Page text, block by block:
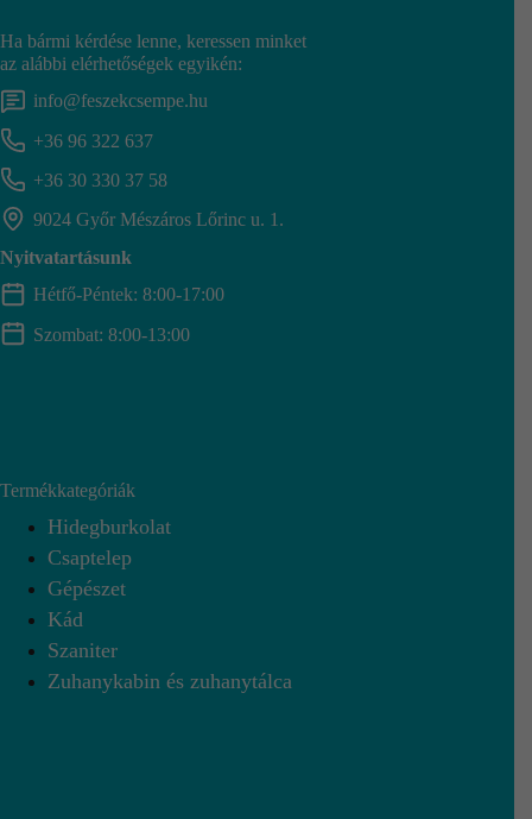
Ha bármi kérdése lenne, keressen minket
az alábbi elérhetőségek egyikén:
info@feszekcsempe.hu
+36 96 322 637
+36 30 330 37 58
9024 Győr Mészáros Lőrinc u. 1.
Nyitvatartásunk
Hétfő-Péntek: 8:00-17:00
Szombat: 8:00-13:00
Termékkategóriák
Hidegburkolat
Csaptelep
Gépészet
Kád
Szaniter
Zuhanykabin és zuhanytálca